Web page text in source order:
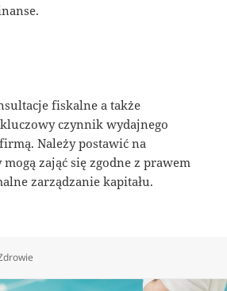
fiskalne a także
czynnik wydajnego
Należy postawić na
zająć się zgodne z prawem
zarządzanie kapitału.